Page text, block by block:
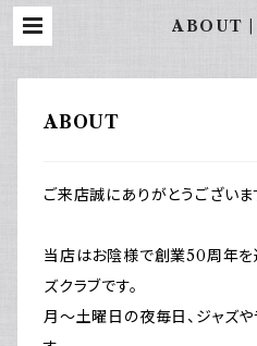
ABOUT
ABOUT
ご来店誠にありがとうございま
当店はお陰様で創業50周年
ズクラブです。
月～土曜日の夜毎日、ジャズや